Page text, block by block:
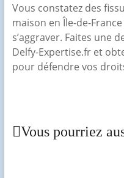
Vous constatez des
maison en Île-de-
s’aggraver. Faites une
Delfy-Expertise.fr et
pour défendre vos
Vous pourriez